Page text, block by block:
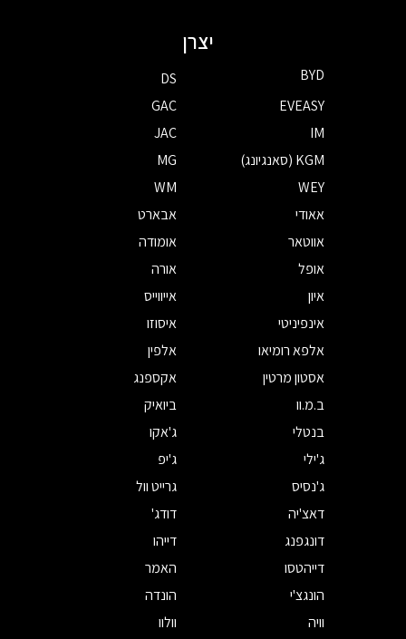
יצרן
BYD
DS
EVEASY
GAC
IM
JAC
KGM (סאנגיונג)
MG
WEY
WM
אאודי
אבארט
אווטאר
אומודה
אופל
אורה
איון
אייווייס
אינפיניטי
איסוזו
אלפא רומיאו
אלפין
אסטון מרטין
אקספנג
ב.מ.וו
ביואיק
בנטלי
ג'אקו
ג'ילי
ג'יפ
ג'נסיס
גרייט וול
דאצ'יה
דודג'
דונגפנג
דייהו
דייהטסו
האמר
הונגצ'י
הונדה
וויה
וולוו